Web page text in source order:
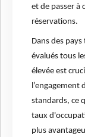
et de passer à
réservations.
Dans des
évalués tous
élevée est
l’engagement
standards, ce
taux
plus